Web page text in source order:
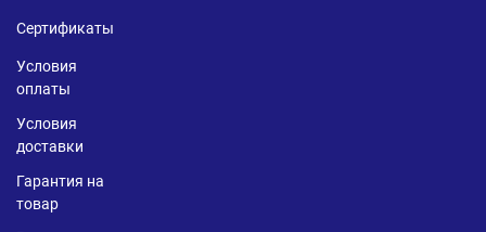
Сертификаты
Условия
оплаты
Условия
доставки
Гарантия на
товар